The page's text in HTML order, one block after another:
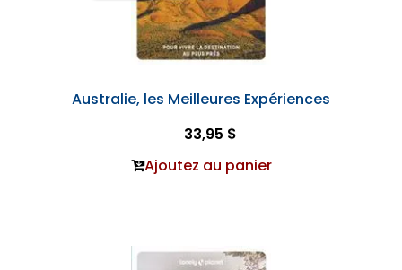
Australie, les Meilleures Expériences
33,95 $
Ajoutez au panier